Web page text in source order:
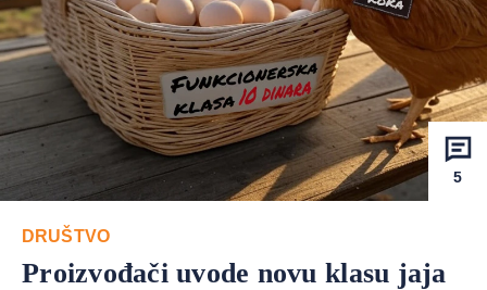
5
DRUŠTVO
Proizvođači uvode novu klasu jaja